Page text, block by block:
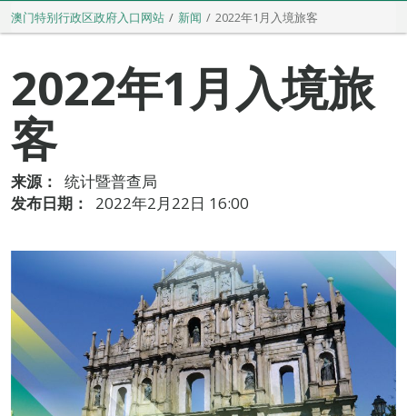
澳门特别行政区政府入口网站 新闻 2022年1月入境旅客
2022年1月入境旅
客
来源：
统计暨普查局
发布日期：
2022年2月22日 16:00